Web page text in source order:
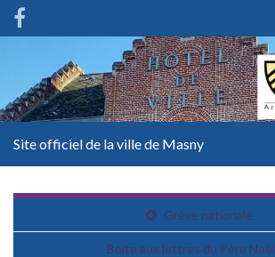
Site officiel de la ville de Masny
Grève nationale
Boite aux lettres du Père Noël